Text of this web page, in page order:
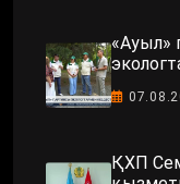
«Ауыл»
ҚХП